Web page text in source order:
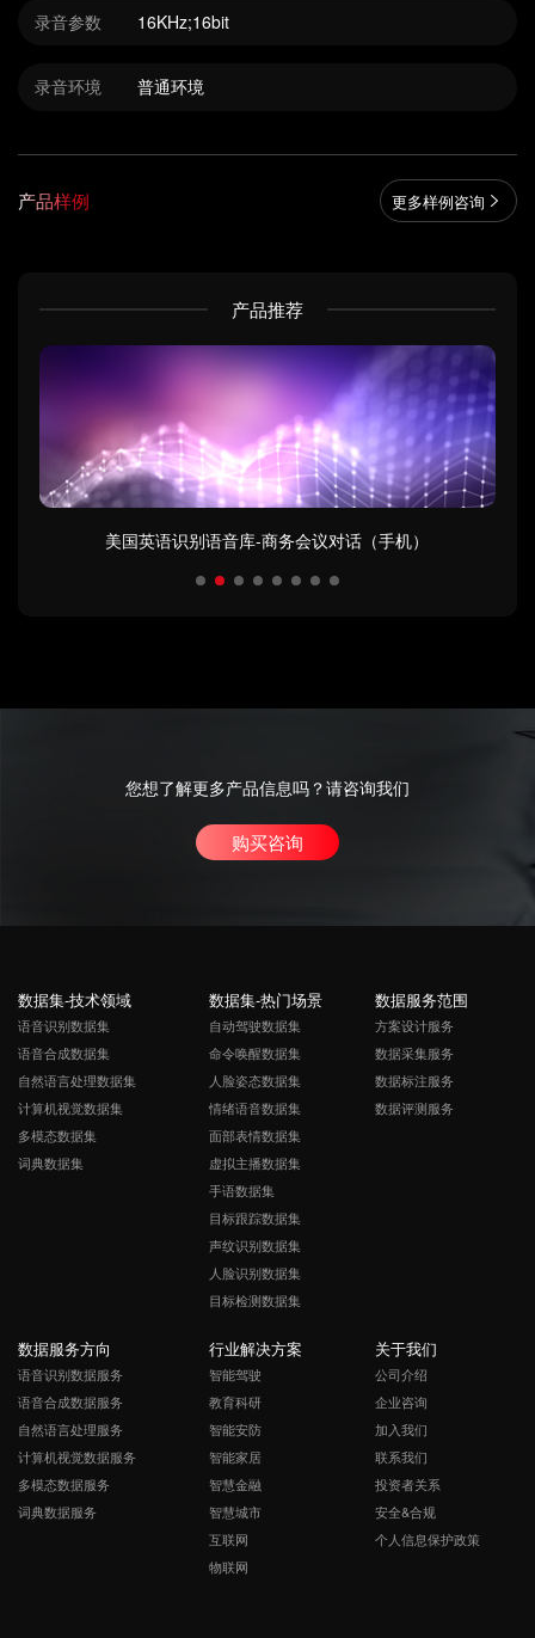
录音参数 16KHz;16bit
录音环境 普通环境
产品样例 更多样例咨询
产品推荐
美国英语识别语音库-商务会议对话（手机）
您想了解更多产品信息吗？请咨询我们
购买咨询
数据集-技术领域
语音识别数据集
语音合成数据集
自然语言处理数据集
计算机视觉数据集
多模态数据集
词典数据集
数据集-热门场景
自动驾驶数据集
命令唤醒数据集
人脸姿态数据集
情绪语音数据集
面部表情数据集
虚拟主播数据集
手语数据集
目标跟踪数据集
声纹识别数据集
人脸识别数据集
目标检测数据集
数据服务范围
方案设计服务
数据采集服务
数据标注服务
数据评测服务
数据服务方向
语音识别数据服务
语音合成数据服务
自然语言处理服务
计算机视觉数据服务
多模态数据服务
词典数据服务
行业解决方案
智能驾驶
教育科研
智能安防
智能家居
智慧金融
智慧城市
互联网
物联网
关于我们
公司介绍
企业咨询
加入我们
联系我们
投资者关系
安全&合规
个人信息保护政策